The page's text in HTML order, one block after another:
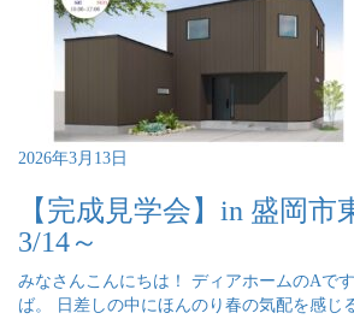
2026年3月13日
【完成見学会】in 盛岡
3/14～
みなさんこんにちは！ ディアホームのAで
ば。 日差しの中にほんのり春の気配を感じ